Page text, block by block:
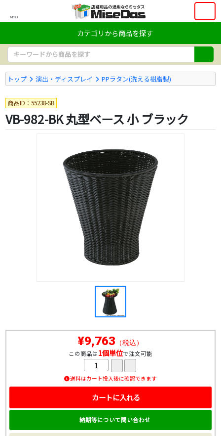
MENU
カテゴリから商品を探す
トップ 演出・ディスプレイ PPラタン(洗える樹脂製)
商品ID：55238-SB
VB-982-BK 丸型ベース 小 ブラック
¥9,763 （税込）
この商品は1個単位で注文可能
送料はカート投入後に確認できます
カートに入れる
納期等について問い合わせ